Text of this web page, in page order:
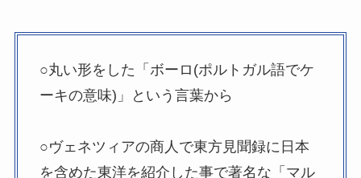
○丸い形をした「ボーロ(ポルトガル語でケ
ーキの意味)」という言葉から
○ヴェネツィアの商人で東方見聞録に日本
を含めた東洋を紹介した事で著名な「マル